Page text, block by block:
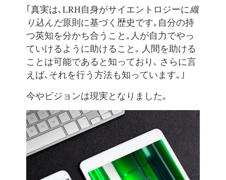
｢真実は､LRH自身がサイエントロジーに織
り込んだ原則に基づく歴史です｡自分の持
つ英知を分かち合うこと｡人が自力でやっ
ていけるように助けること｡ 人間を助ける
ことは可能であると知っており､ さらに言
えば､それを行う方法も知っています｡｣
今やビジョンは現実となりました｡